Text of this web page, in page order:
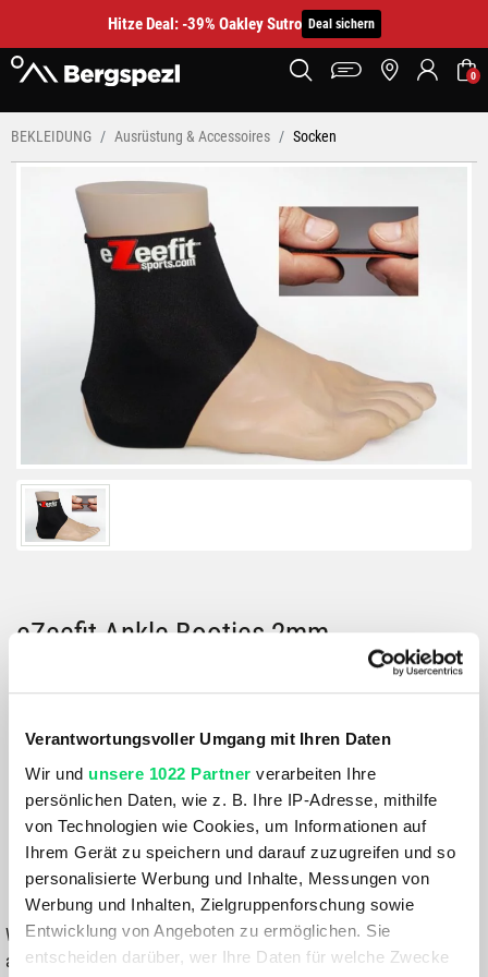
Verantwortungsvoller Umgang mit Ihren Daten
Wir und unsere 1022 Partner verarbeiten Ihre
persönlichen Daten, wie z. B. Ihre IP-Adresse, mithilfe
von Technologien wie Cookies, um Informationen auf
Ihrem Gerät zu speichern und darauf zuzugreifen und so
personalisierte Werbung und Inhalte, Messungen von
Werbung und Inhalten, Zielgruppenforschung sowie
Entwicklung von Angeboten zu ermöglichen. Sie
entscheiden darüber, wer Ihre Daten für welche Zwecke
Hitze Deal: -39% Oakley Sutro Deal sichern
0
BEKLEIDUNG Ausrüstung & Accessoires Socken
eZeefit Ankle Booties 2mm
Farbe:
BLACK
39,99 €
IN DEN WARENKORB
Wähle eine Variante aus, um die Verfügbarkeit in unseren Filialen
anzuzeigen